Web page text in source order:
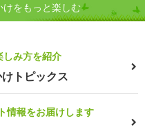
をもっと楽しむ
しみ方を紹介
トピックス
情報をお届けします